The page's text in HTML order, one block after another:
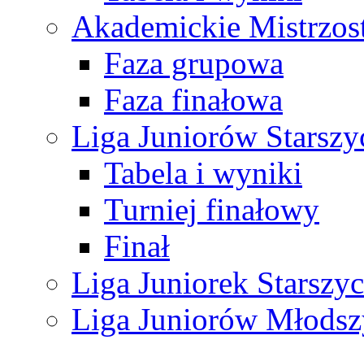
Akademickie
Faza grupowa
Faza finałowa
Liga Juniorów
Tabela i wyniki
Turniej finałowy
Finał
Liga Juniorek
Liga Juniorów